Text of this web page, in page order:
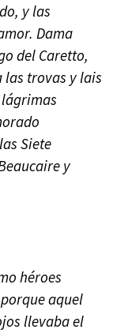
y las
Dama
del Caretto,
las trovas y lais
Siete
y
héroes
aquel
llevaba el